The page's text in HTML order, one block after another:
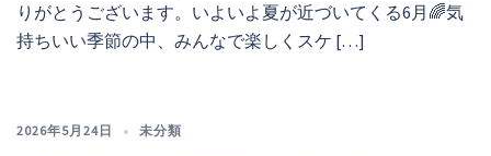
りがとうございます。いよいよ夏が近づいてくる6月🌈気
持ちいい季節の中、みんなで楽しくスケ […]
2026年5月24日 未分類